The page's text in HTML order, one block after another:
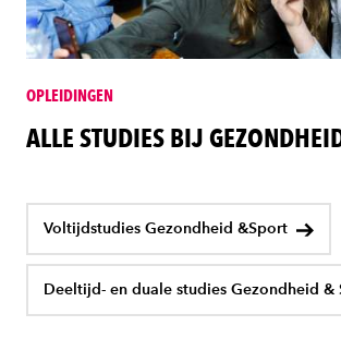
OPLEIDINGEN
ALLE STUDIES BIJ
Voltijdstudies Gezondheid &Sport
Deeltijd- en duale studies Gezondheid &